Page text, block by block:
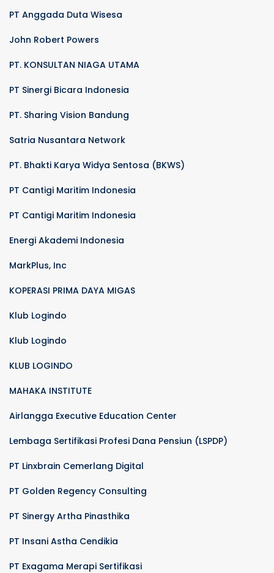
PT Anggada Duta Wisesa
John Robert Powers
PT. KONSULTAN NIAGA UTAMA
PT Sinergi Bicara Indonesia
PT. Sharing Vision Bandung
Satria Nusantara Network
PT. Bhakti Karya Widya Sentosa (BKWS)
PT Cantigi Maritim Indonesia
PT Cantigi Maritim Indonesia
Energi Akademi Indonesia
MarkPlus, Inc
KOPERASI PRIMA DAYA MIGAS
Klub Logindo
Klub Logindo
KLUB LOGINDO
MAHAKA INSTITUTE
Airlangga Executive Education Center
Lembaga Sertifikasi Profesi Dana Pensiun (LSPDP)
PT Linxbrain Cemerlang Digital
PT Golden Regency Consulting
PT Sinergy Artha Pinasthika
PT Insani Astha Cendikia
PT Exagama Merapi Sertifikasi